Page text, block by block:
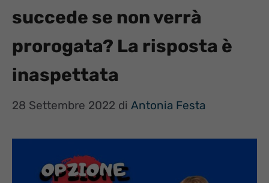
succede se non verrà
prorogata? La risposta è
inaspettata
28 Settembre 2022 di Antonia Festa